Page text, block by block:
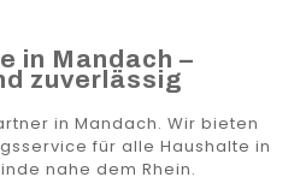
in Mandach –
zuverlässig
in Mandach. Wir bieten
für alle Haushalte in
nahe dem Rhein.